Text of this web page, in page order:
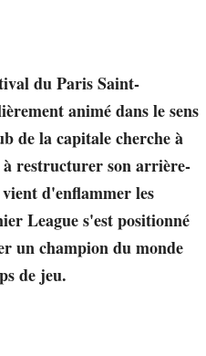
du Paris Saint-
animé dans le sens
de la capitale cherche à
à restructurer son arrière-
d'enflammer les
League s'est positionné
un champion du monde
de jeu.